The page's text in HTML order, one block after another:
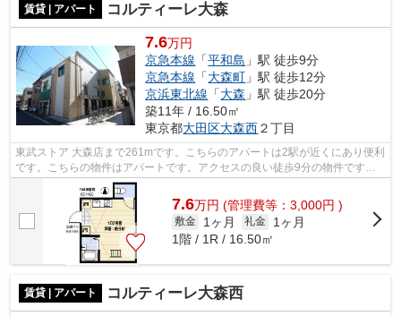
賃貸 | アパート コルティーレ大森
7.6万円
京急本線 「平和島 」駅 徒歩9分
京急本線 「大森町 」駅 徒歩12分
京浜東北線 「大森 」駅 徒歩20分
築11年 / 16.50㎡
東京都大田区大森西２丁目
東武ストア 大森店まで261mです。こちらのアパートは2駅が近くにあり便利
です。こちらの物件はアパートです。アクセスの良い徒歩9分の物件です。
大田区に特化したアイディアルホーム ...
7.6万円 (管理費等：3,000円 )
敷金 1ヶ月 礼金
1ヶ月
1階 / 1R / 16.50㎡
賃貸 | アパート コルティーレ大森西